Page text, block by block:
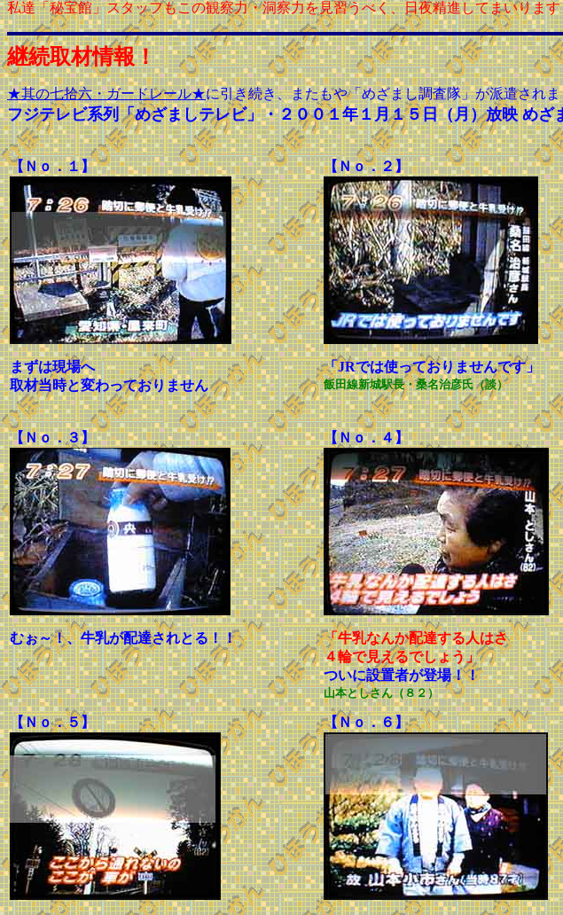
私達「秘宝館」スタッフもこの観察力・洞察力を見習うべく、日夜精進してまいりま
継続取材情報！
★其の七拾六・ガードレール★に引き続き、またもや「めざまし調査隊」が派遣され
フジテレビ系列「めざましテレビ」・２００１年１月１５日（月）放映 めざ
【Ｎｏ．１】
まずは現場へ
取材当時と変わっておりません
【Ｎｏ．２】
「JRでは使っておりませんです」
飯田線新城駅長・桑名治彦氏（談）
【Ｎｏ．３】
むぉ～！、牛乳が配達されとる！！
【Ｎｏ．４】
「牛乳なんか配達する人はさ
４輪で見えるでしょう」
ついに設置者が登場！！
山本としさん（８２）
【Ｎｏ．５】 【Ｎｏ．６】